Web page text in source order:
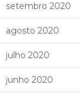
setembro 2020
agosto 2020
julho 2020
junho 2020